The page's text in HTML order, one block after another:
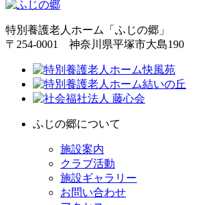
特別養護老人ホーム「ふじの郷」
〒254-0001 神奈川県平塚市大島190
ふじの郷について
施設案内
クラブ活動
施設ギャラリー
お問い合わせ